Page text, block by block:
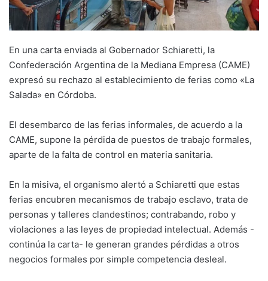
En una carta enviada al Gobernador Schiaretti, la
Confederación Argentina de la Mediana Empresa (CAME)
expresó su rechazo al establecimiento de ferias como «La
Salada» en Córdoba.
El desembarco de las ferias informales, de acuerdo a la
CAME, supone la pérdida de puestos de trabajo formales,
aparte de la falta de control en materia sanitaria.
En la misiva, el organismo alertó a Schiaretti que estas
ferias encubren mecanismos de trabajo esclavo, trata de
personas y talleres clandestinos; contrabando, robo y
violaciones a las leyes de propiedad intelectual. Además -
continúa la carta- le generan grandes pérdidas a otros
negocios formales por simple competencia desleal.